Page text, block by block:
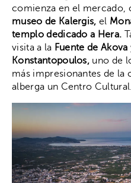
comienza en el mercado,
museo de Kalergis, el
templo dedicado a Hera.
visita a la Fuente de Akova
Konstantopoulos, uno de
más impresionantes de la
alberga un Centro Cultural.